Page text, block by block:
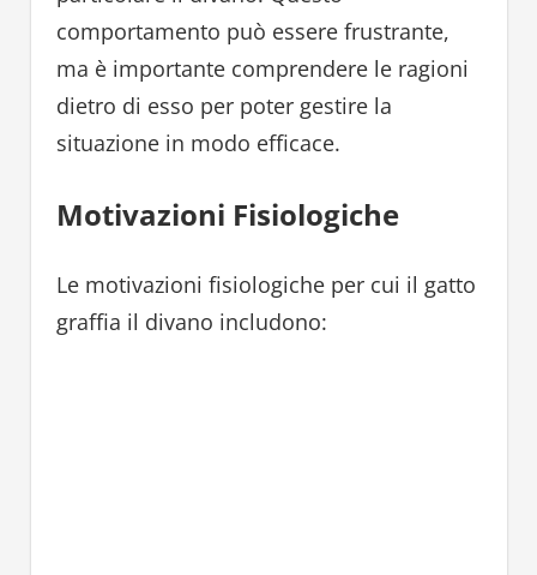
comportamento può essere frustrante,
ma è importante comprendere le ragioni
dietro di esso per poter gestire la
situazione in modo efficace.
Motivazioni Fisiologiche
Le motivazioni fisiologiche per cui il gatto
graffia il divano includono: